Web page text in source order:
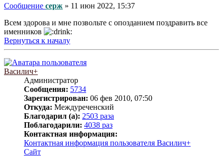
Сообщение серж » 11 июн 2022, 15:37
Всем здорова и мне позвольте с опозданием поздравить все
именников
Вернуться к началу
Василич+
Администратор
Сообщения: 5734
Зарегистрирован: 06 фев 2010, 07:50
Откуда: Междуреченский
Благодарил (а): 2503 раза
Поблагодарили: 4038 раз
Контактная информация:
Контактная информация пользователя Василич+
Сайт